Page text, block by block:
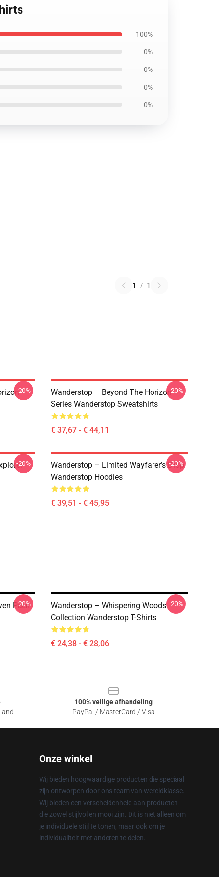
100%
0%
0%
0%
0%
1 / 1
-20%
Wanderstop – Beyond The Horizon
Series Wanderstop Sweatshirts
€ 37,67 - € 44,11
-20%
-20%
Wanderstop – Limited Wayfarer’s Drop
Wanderstop Hoodies
€ 39,51 - € 45,95
-20%
Pack
-20%
Wanderstop – Whispering Woods
Collection Wanderstop T-Shirts
€ 24,38 - € 28,06
-20%
100% veilige afhandeling
PayPal / MasterCard / Visa
Onze winkel
Wij bieden hoogwaardige producten die speciaal
zijn ontworpen door ons team van wereldklasse.
Wij bieden een verscheidenheid aan producten
die zowel stijlvol en mooi zijn. Dit is niet alleen om
je individuele stijl te tonen, maar ook om je
individualiteit met anderen te delen.